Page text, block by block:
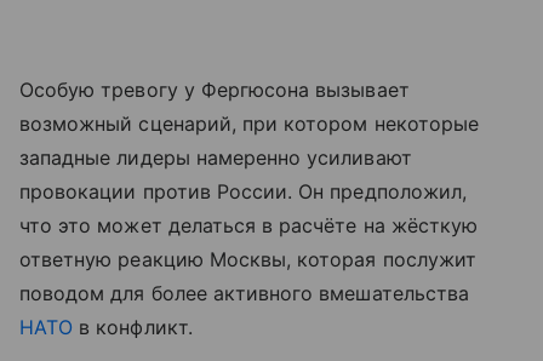
Особую тревогу у Фергюсона вызывает
возможный сценарий, при котором некоторые
западные лидеры намеренно усиливают
провокации против России. Он предположил,
что это может делаться в расчёте на жёсткую
ответную реакцию Москвы, которая послужит
поводом для более активного вмешательства
НАТО в конфликт.